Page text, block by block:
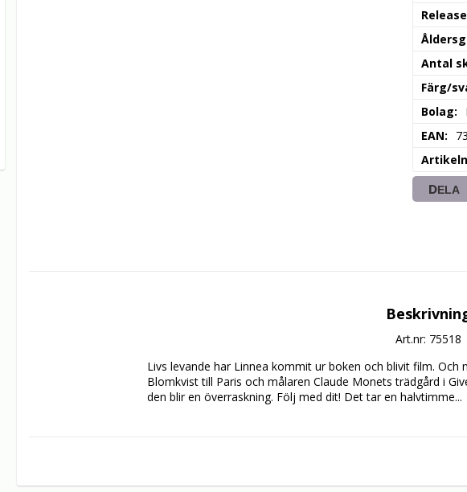
Antal
Färg/
Bolag
EAN
DELA
Art.nr: 75518
Livs levande har Linnea kommit ur boken och blivit film.
Blomkvist till Paris och målaren Claude Monets trädgård i
den blir en överraskning. Följ med dit! Det tar en halvtimme...